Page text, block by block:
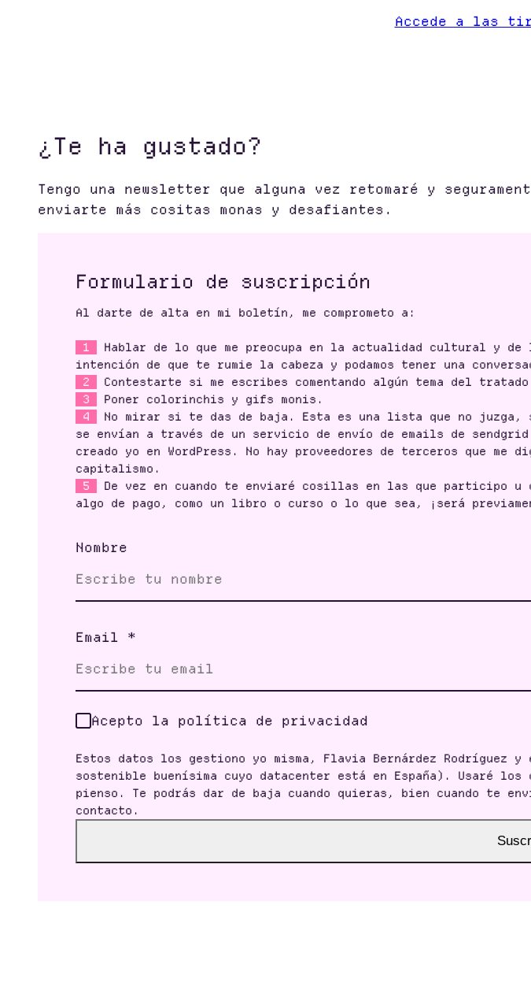
Accede a las
¿Te ha gustado?
Tengo una newsletter que alguna vez retomaré y
enviarte más cositas monas y desafiantes.
Formulario de suscripción
Al darte de alta en mi boletín, me comprometo a:
1
Hablar de lo que me preocupa en la actualidad cultural y de
intención de que te rumie la cabeza y podamos tener una
2
Contestarte si me escribes comentando algún tema del
3
Poner colorinchis y gifs monis.
4
No mirar si te das de baja. Esta es una lista que no juzga,
se envían a través de un servicio de envío de emails de
creado yo en WordPress. No hay proveedores de terceros que me
capitalismo.
5
De vez en cuando te enviaré cosillas en las que participo
algo de pago, como un libro o curso o lo que sea, ¡será
Nombre
Email *
Acepto la política de privacidad
Estos datos los gestiono yo misma, Flavia Bernárdez Rodríguez
sostenible buenísima cuyo datacenter está en España). Usaré
pienso. Te podrás dar de baja cuando quieras, bien cuando te
contacto.